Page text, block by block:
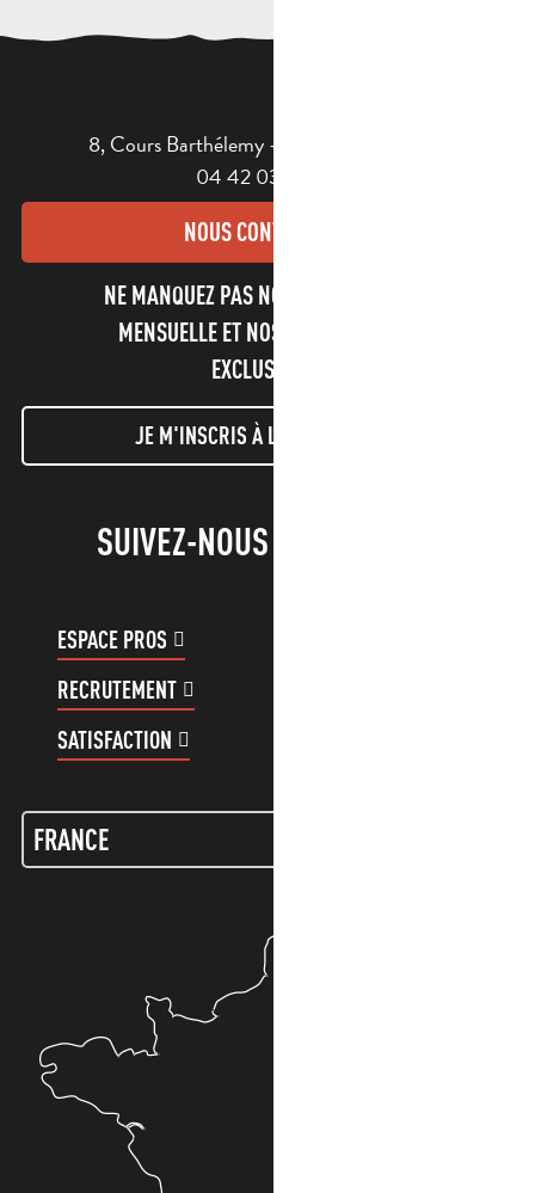
8, Cours Barthélemy - 13400 AUBAGNE
04 42 03 49 98
NOUS CONTACTER
NE MANQUEZ PAS NOTRE NEWSLETTER
MENSUELLE ET NOS INFORMATIONS
EXCLUSIVES !
JE M'INSCRIS À LA NEWSLETTER
SUIVEZ-NOUS !
ESPACE PROS
RECRUTEMENT
SATISFACTION